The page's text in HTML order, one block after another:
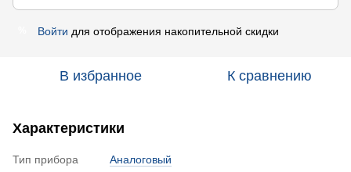
Войти для отображения накопительной скидки
В избранное К сравнению
Характеристики
Тип прибора
Аналоговый